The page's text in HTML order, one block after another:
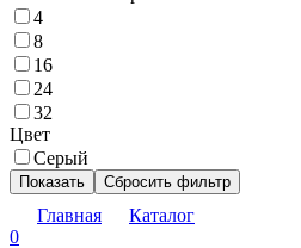
4
8
16
24
32
Цвет
Серый
Показать Сбросить фильтр
Главная
Каталог
0